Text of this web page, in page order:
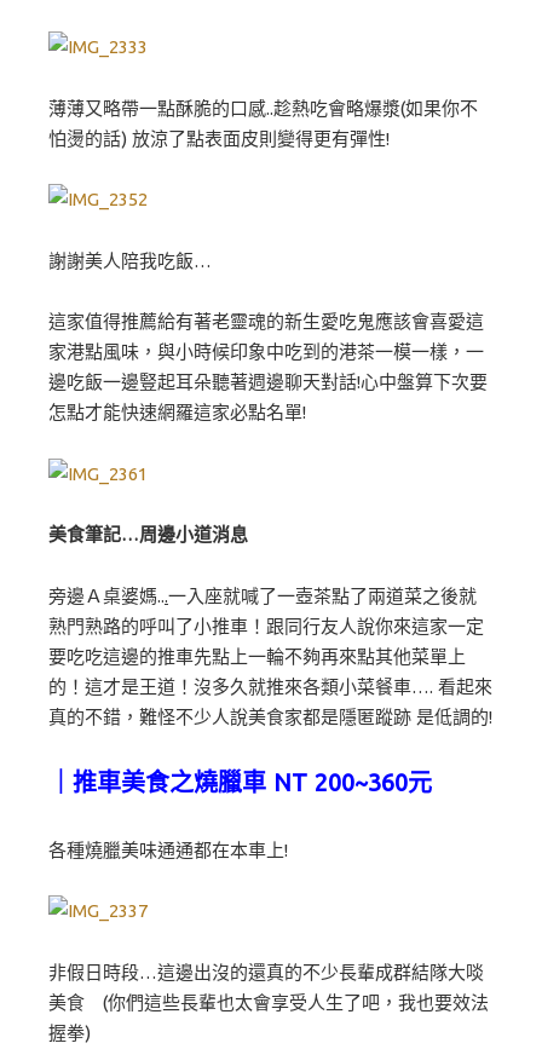
薄薄又略帶一點酥脆的口感..趁熱吃會略爆漿(如果你不
怕燙的話) 放涼了點表面皮則變得更有彈性!
謝謝美人陪我吃飯…
這家值得推薦給有著老靈魂的新生愛吃鬼應該會喜愛這
家港點風味，與小時候印象中吃到的港茶一模一樣，一
邊吃飯一邊豎起耳朵聽著週邊聊天對話!心中盤算下次要
怎點才能快速網羅這家必點名單!
美食筆記…周邊小道消息
旁邊Ａ桌婆媽...一入座就喊了一壺茶點了兩道菜之後就
熟門熟路的呼叫了小推車！跟同行友人說你來這家一定
要吃吃這邊的推車先點上一輪不夠再來點其他菜單上
的！這才是王道！沒多久就推來各類小菜餐車…. 看起來
真的不錯，難怪不少人說美食家都是隱匿蹤跡 是低調的!
｜推車美食之燒臘車 NT 200~360元
各種燒臘美味通通都在本車上!
非假日時段…這邊出沒的還真的不少長輩成群結隊大啖
美食 (你們這些長輩也太會享受人生了吧，我也要效法
握拳)